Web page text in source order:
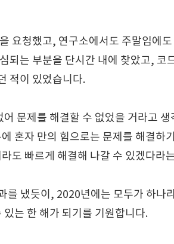
요청했고, 연구소에서도 주말임에
되는 부분을 단시간 내에 찾았고, 코
적이 있었습니다.
문제를 해결할 수 없었을 거라고 생
혼자 만의 힘으로는 문제를 해결하
도 빠르게 해결해 나갈 수 있겠다라
냈듯이, 2020년에는 모두가 하나
는 한 해가 되기를 기원합니다.